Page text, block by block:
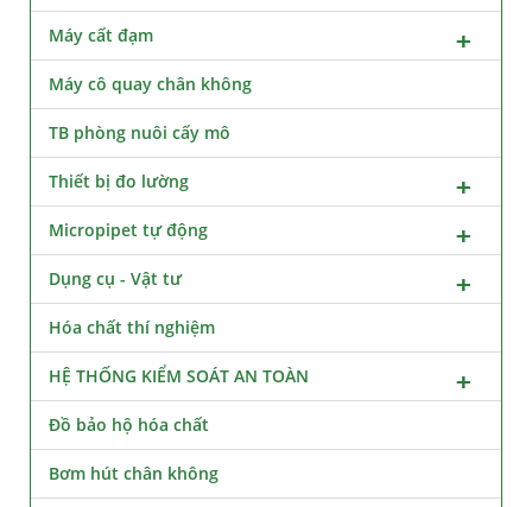
Máy cất đạm
Máy cô quay chân không
TB phòng nuôi cấy mô
Thiết bị đo lường
Micropipet tự động
Dụng cụ - Vật tư
Hóa chất thí nghiệm
HỆ THỐNG KIỂM SOÁT AN TOÀN
Đồ bảo hộ hóa chất
Bơm hút chân không